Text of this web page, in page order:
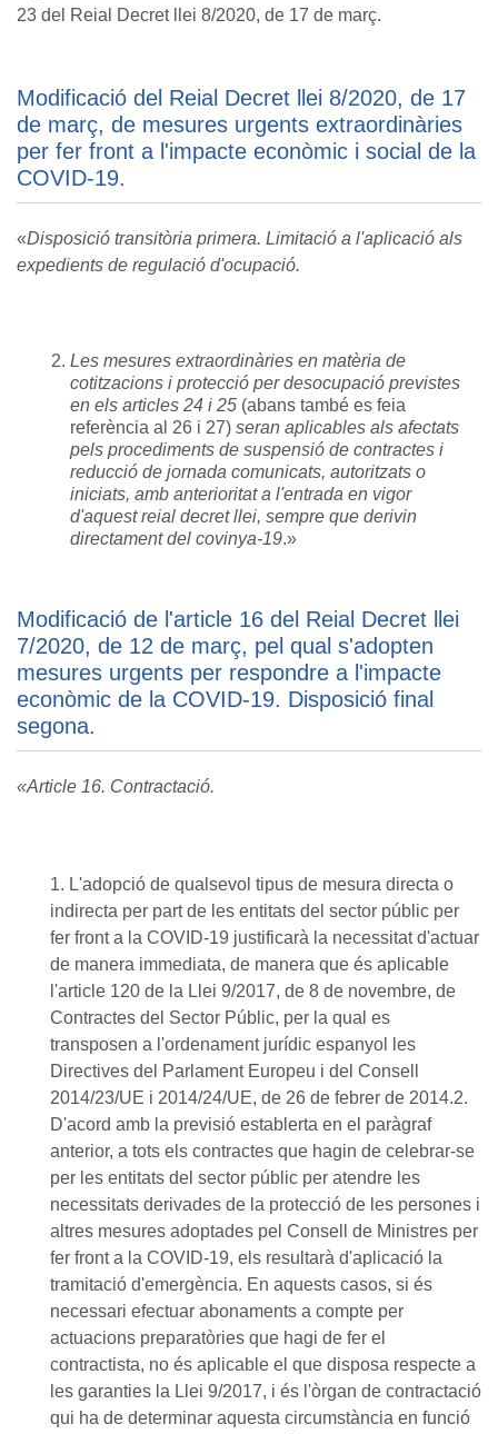
23 del Reial Decret llei 8/2020, de 17 de març.
Modificació del Reial Decret llei 8/2020, de 17
de març, de mesures urgents extraordinàries
per fer front a l'impacte econòmic i social de la
COVID-19.
«Disposició transitòria primera. Limitació a l'aplicació als
expedients de regulació d'ocupació.
Les mesures extraordinàries en matèria de
cotitzacions i protecció per desocupació previstes
en els articles 24 i 25 (abans també es feia
referència al 26 i 27) seran aplicables als afectats
pels procediments de suspensió de contractes i
reducció de jornada comunicats, autoritzats o
iniciats, amb anterioritat a l'entrada en vigor
d'aquest reial decret llei, sempre que derivin
directament del covinya-19.»
Modificació de l'article 16 del Reial Decret llei
7/2020, de 12 de març, pel qual s'adopten
mesures urgents per respondre a l'impacte
econòmic de la COVID-19. Disposició final
segona.
«Article 16. Contractació.
1. L'adopció de qualsevol tipus de mesura directa o
indirecta per part de les entitats del sector públic per
fer front a la COVID-19 justificarà la necessitat d'actuar
de manera immediata, de manera que és aplicable
l'article 120 de la Llei 9/2017, de 8 de novembre, de
Contractes del Sector Públic, per la qual es
transposen a l'ordenament jurídic espanyol les
Directives del Parlament Europeu i del Consell
2014/23/UE i 2014/24/UE, de 26 de febrer de 2014.2.
D'acord amb la previsió establerta en el paràgraf
anterior, a tots els contractes que hagin de celebrar-se
per les entitats del sector públic per atendre les
necessitats derivades de la protecció de les persones i
altres mesures adoptades pel Consell de Ministres per
fer front a la COVID-19, els resultarà d'aplicació la
tramitació d'emergència. En aquests casos, si és
necessari efectuar abonaments a compte per
actuacions preparatòries que hagi de fer el
contractista, no és aplicable el que disposa respecte a
les garanties la Llei 9/2017, i és l'òrgan de contractació
qui ha de determinar aquesta circumstància en funció